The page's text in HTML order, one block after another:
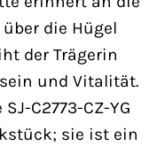
die Hügel
der Trägerin
und Vitalität.
C2773-CZ-YG
sie ist ein